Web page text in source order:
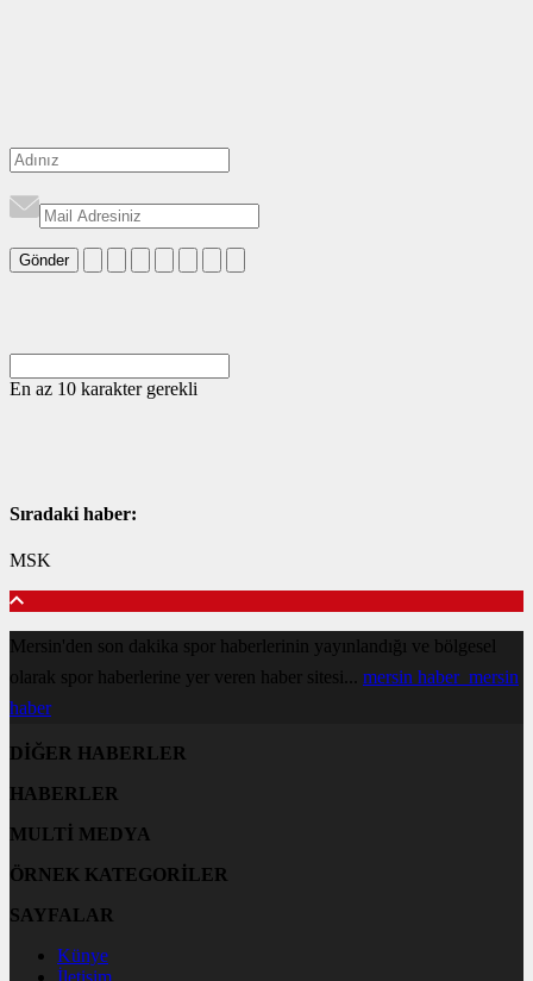
Gönder
En az 10 karakter gerekli
Sıradaki haber:
MSK
Mersin'den son dakika spor haberlerinin yayınlandığı ve bölgesel
olarak spor haberlerine yer veren haber sitesi... mersin haber mersin
haber
DİĞER HABERLER
HABERLER
MULTİ MEDYA
ÖRNEK KATEGORİLER
SAYFALAR
Künye